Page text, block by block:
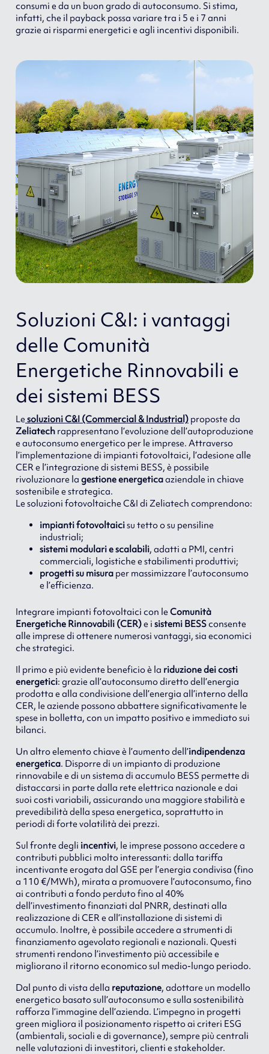
consumi e da un buon grado di autoconsumo. Si stima,
infatti, che il payback possa variare tra i 5 e i 7 anni
grazie ai risparmi energetici e agli incentivi disponibili.
Soluzioni C&I: i vantaggi
delle Comunità
Energetiche Rinnovabili e
dei sistemi BESS
Le soluzioni C&I (Commercial & Industrial) proposte da
Zeliatech rappresentano l’evoluzione dell’autoproduzione
e autoconsumo energetico per le imprese. Attraverso
l’implementazione di impianti fotovoltaici, l’adesione alle
CER e l’integrazione di sistemi BESS, è possibile
rivoluzionare la gestione energeticaaziendale in chiave
sostenibile e strategica.
Le soluzioni fotovoltaiche C&I di Zeliatech comprendono:
impianti fotovoltaicisu tetto o su pensiline
industriali;
sistemi modulari e scalabili, adatti a PMI, centri
commerciali, logistiche e stabilimenti produttivi;
progetti su misura per massimizzare l’autoconsumo
e l’efficienza.
Integrare impianti fotovoltaici con le Comunità
Energetiche Rinnovabili (CER)e i sistemi BESSconsente
alle imprese di ottenere numerosi vantaggi, sia economici
che strategici.
Il primo e più evidente beneficio è la riduzione dei costi
energetici: grazie all’autoconsumo diretto dell’energia
prodotta e alla condivisione dell’energia all’interno della
CER, le aziende possono abbattere significativamente le
spese in bolletta, con un impatto positivo e immediato sui
bilanci.
Un altro elemento chiave è l’aumento dell’indipendenza
energetica. Disporre di un impianto di produzione
rinnovabile e di un sistema di accumulo BESS permette di
distaccarsi in parte dalla rete elettrica nazionale e dai
suoi costi variabili, assicurando una maggiore stabilità e
prevedibilità della spesa energetica, soprattutto in
periodi di forte volatilità dei prezzi.
Sul fronte degli incentivi, le imprese possono accedere a
contributi pubblici molto interessanti: dalla tariffa
incentivante erogata dal GSE per l’energia condivisa (fino
a 110 €/MWh), mirata a promuovere l’autoconsumo, fino
ai contributi a fondo perduto fino al 40%
dell’investimento finanziati dal PNRR, destinati alla
realizzazione di CER e all’installazione di sistemi di
accumulo. Inoltre, è possibile accedere a strumenti di
finanziamento agevolato regionali e nazionali. Questi
strumenti rendono l’investimento più accessibile e
migliorano il ritorno economico sul medio-lungo periodo.
Dal punto di vista della reputazione, adottare un modello
energetico basato sull’autoconsumo e sulla sostenibilità
rafforza l’immagine dell’azienda. L’impegno in progetti
green migliora il posizionamento rispetto ai criteri ESG
(ambientali, sociali e di governance), sempre più centrali
nelle valutazioni di investitori, clienti e stakeholder.